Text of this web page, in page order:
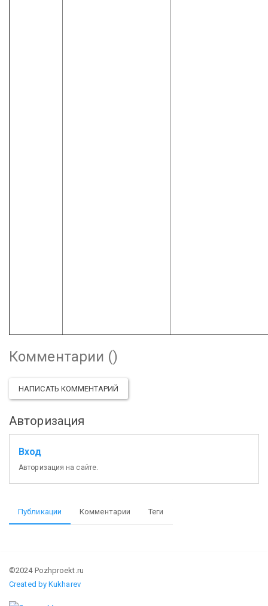
Комментарии ()
НАПИСАТЬ КОММЕНТАРИЙ
Авторизация
Вход
Авторизация на сайте.
Публикации Комментарии Теги
©2024 Pozhproekt.ru
Created by Kukharev